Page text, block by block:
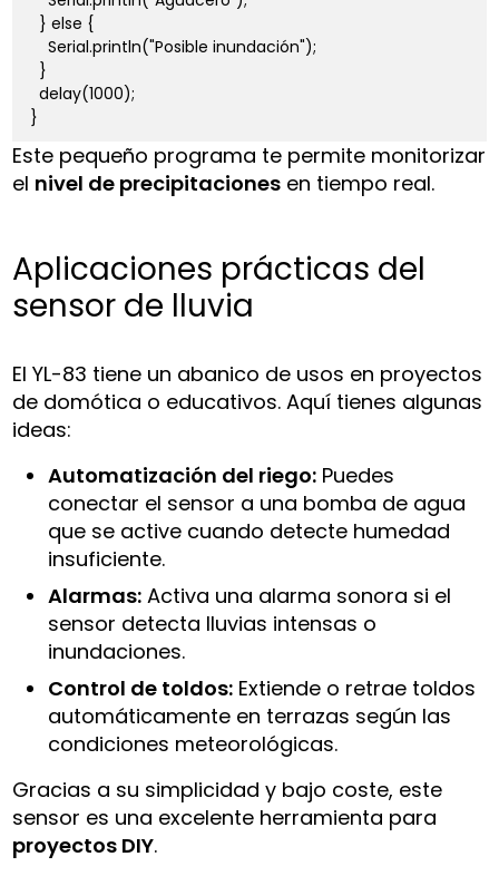
  } else {
    Serial.println("Posible inundación");
  }
  delay(1000);
Este pequeño programa te permite monitorizar
el nivel de precipitaciones en tiempo real.
Aplicaciones prácticas del
sensor de lluvia
El YL-83 tiene un abanico de usos en proyectos
de domótica o educativos. Aquí tienes algunas
ideas:
Automatización del riego: Puedes
conectar el sensor a una bomba de agua
que se active cuando detecte humedad
insuficiente.
Alarmas: Activa una alarma sonora si el
sensor detecta lluvias intensas o
inundaciones.
Control de toldos: Extiende o retrae toldos
automáticamente en terrazas según las
condiciones meteorológicas.
Gracias a su simplicidad y bajo coste, este
sensor es una excelente herramienta para
proyectos DIY.